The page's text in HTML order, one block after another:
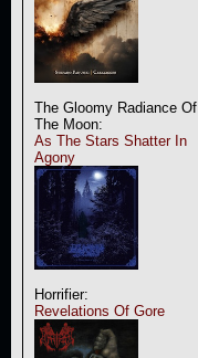
The Gloomy Radiance Of
The Moon:
As The Stars Shatter In
Agony
Horrifier:
Revelations Of Gore